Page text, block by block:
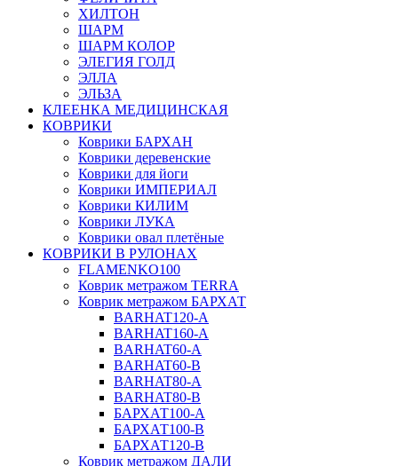
ХИЛТОН
ШАРМ
ШАРМ КОЛОР
ЭЛЕГИЯ ГОЛД
ЭЛЛА
ЭЛЬЗА
КЛЕЕНКА МЕДИЦИНСКАЯ
КОВРИКИ
Коврики БАРХАН
Коврики деревенские
Коврики для йоги
Коврики ИМПЕРИАЛ
Коврики КИЛИМ
Коврики ЛУКА
Коврики овал плетёные
КОВРИКИ В РУЛОНАХ
FLAMENKO100
Коврик метражом TERRA
Коврик метражом БАРХАТ
BARHAT120-A
BARHAT160-A
BARHAT60-A
BARHAT60-B
BARHAT80-A
BARHAT80-B
БАРХАТ100-A
БАРХАТ100-B
БАРХАТ120-B
Коврик метражом ДАЛИ